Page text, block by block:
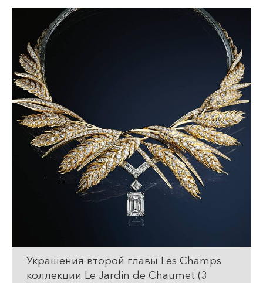
Украшения второй главы Les Champs
коллекции Le Jardin de Chaumet (3